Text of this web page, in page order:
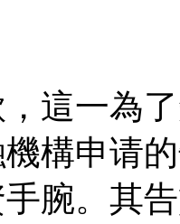
這一為
構申请
腕。其